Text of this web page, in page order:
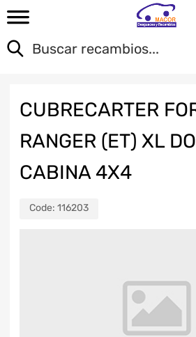
CUBRECARTER
RANGER (ET) XL
CABINA 4X4
Code: 116203